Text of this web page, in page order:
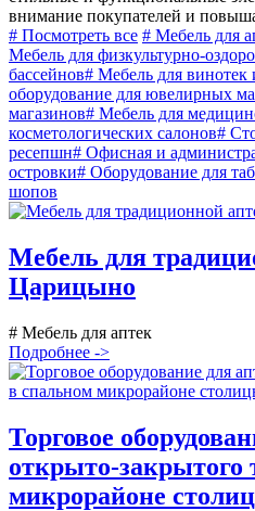
внимание покупателей и
# Посмотреть все # Мебель для
Мебель для физкультурно-
бассейнов# Мебель для винотек
оборудование для ювелирных
магазинов# Мебель для
косметологических салонов#
ресепшн# Офисная и
островки# Оборудование для
шопов
Мебель для
Царицыно
# Мебель для аптек
Подробнее ->
Торговое
открыто-закрытого
микрорайоне